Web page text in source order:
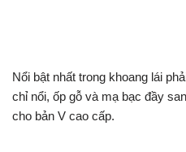
Nổi bật nhất trong khoang lái
chỉ nổi, ốp gỗ và mạ bạc đầy
cho bản V cao cấp.